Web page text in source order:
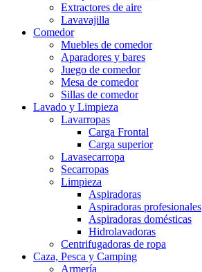
Extractores de aire
Lavavajilla
Comedor
Muebles de comedor
Aparadores y bares
Juego de comedor
Mesa de comedor
Sillas de comedor
Lavado y Limpieza
Lavarropas
Carga Frontal
Carga superior
Lavasecarropa
Secarropas
Limpieza
Aspiradoras
Aspiradoras profesionales
Aspiradoras domésticas
Hidrolavadoras
Centrifugadoras de ropa
Caza, Pesca y Camping
Armería